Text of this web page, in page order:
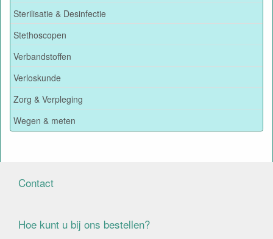
Sterilisatie & Desinfectie
Stethoscopen
Verbandstoffen
Verloskunde
Zorg & Verpleging
Wegen & meten
Contact
Hoe kunt u bij ons bestellen?